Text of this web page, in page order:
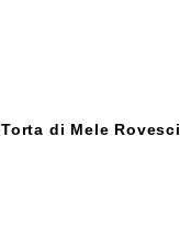
Torta di Mele